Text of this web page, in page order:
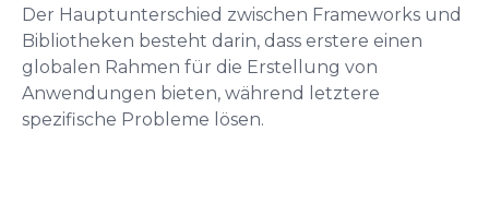
Der Hauptunterschied zwischen Frameworks und
Bibliotheken besteht darin, dass erstere einen
globalen Rahmen für die Erstellung von
Anwendungen bieten, während letztere
spezifische Probleme lösen.